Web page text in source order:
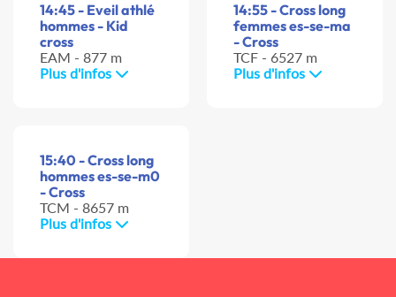
14:45 - Eveil athlé
hommes - Kid
cross
EAM - 877 m
Plus d'infos
14:55 - Cross long
femmes es-se-ma
- Cross
TCF - 6527 m
Plus d'infos
15:40 - Cross long
hommes es-se-m0
- Cross
TCM - 8657 m
Plus d'infos